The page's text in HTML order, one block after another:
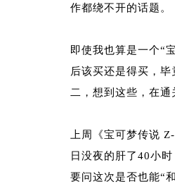
作都绕不开的话题。
即使我也算是一个“
后该买还是得买，
二，想到这些，在通
上周《宝可梦传说
日没夜的肝了40小
要问这次是否也能“